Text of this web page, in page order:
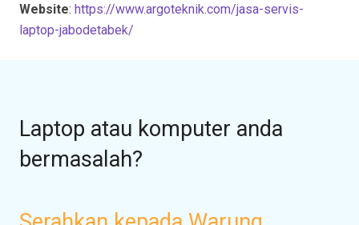
Website: https://www.argoteknik.com/jasa-servis-
laptop-jabodetabek/
Laptop atau komputer anda
bermasalah?